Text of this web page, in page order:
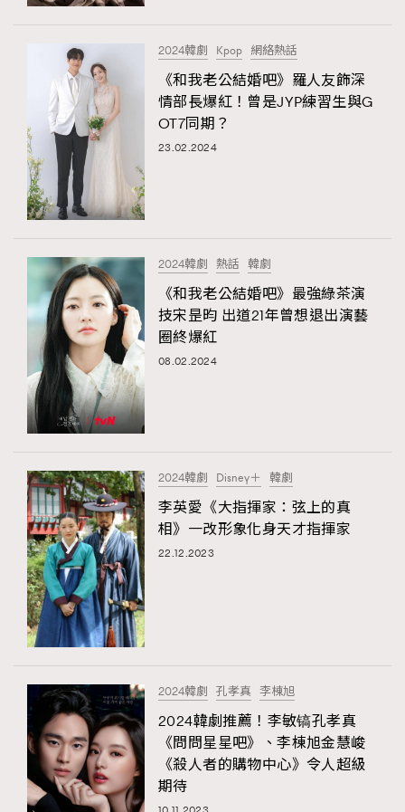
時裝心理學
煲劇日常 334
玩物壯志 1
(nmg.com.hk/privacy) 閱讀本公司的私隱政策聲明。
本人願意接收新傳媒集團的最新消息及其他宣傳資訊，本人同意
新傳媒集團使用本人的個人資料於任何推廣用途。
About us Collaboration Opportunity
| Japan | Portugal | Spain
2024韓劇 Kpop 網絡熱話
《和我老公結婚吧》羅人友飾深
情部長爆紅！曾是JYP練習生與G
OT7同期？
23.02.2024
2024韓劇 熱話 韓劇
《和我老公結婚吧》最強綠茶演
技宋昰昀 出道21年曾想退出演藝
圈終爆紅
08.02.2024
2024韓劇 Disney＋ 韓劇
李英愛《大指揮家：弦上的真
相》一改形象化身天才指揮家
22.12.2023
2024韓劇 孔孝真 李棟旭
2024韓劇推薦！李敏镐孔孝真
《問問星星吧》、李棟旭金慧峻
《殺人者的購物中心》令人超級
期待